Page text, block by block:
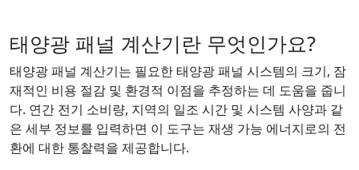
태양광 패널 계산기란 무엇인가요?
태양광 패널 계산기는 필요한 태양광 패널 시스템의 크기, 잠
재적인 비용 절감 및 환경적 이점을 추정하는 데 도움을 줍니
다. 연간 전기 소비량, 지역의 일조 시간 및 시스템 사양과 같
은 세부 정보를 입력하면 이 도구는 재생 가능 에너지로의 전
환에 대한 통찰력을 제공합니다.